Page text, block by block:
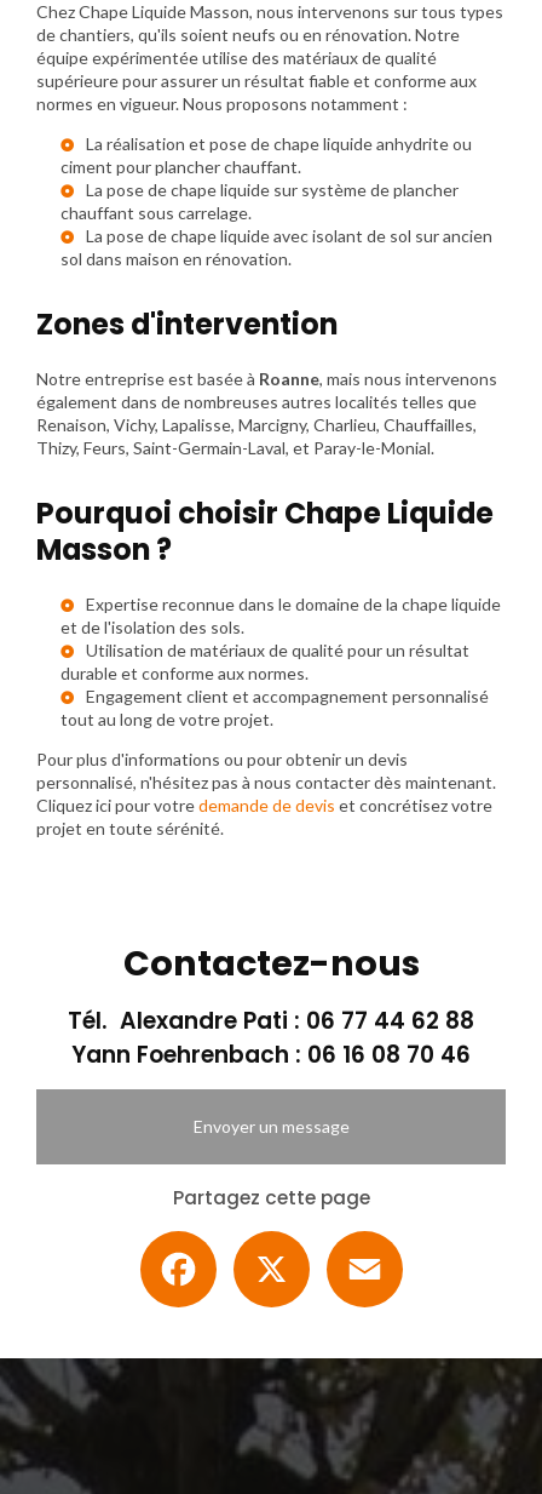
Chez Chape Liquide Masson, nous intervenons sur tous types
de chantiers, qu'ils soient neufs ou en rénovation. Notre
équipe expérimentée utilise des matériaux de qualité
supérieure pour assurer un résultat fiable et conforme aux
normes en vigueur. Nous proposons notamment :
La réalisation et pose de chape liquide anhydrite ou
ciment pour plancher chauffant.
La pose de chape liquide sur système de plancher
chauffant sous carrelage.
La pose de chape liquide avec isolant de sol sur ancien
sol dans maison en rénovation.
Zones d'intervention
Notre entreprise est basée à Roanne, mais nous intervenons
également dans de nombreuses autres localités telles que
Renaison, Vichy, Lapalisse, Marcigny, Charlieu, Chauffailles,
Thizy, Feurs, Saint-Germain-Laval, et Paray-le-Monial.
Pourquoi choisir Chape Liquide
Masson ?
Expertise reconnue dans le domaine de la chape liquide
et de l'isolation des sols.
Utilisation de matériaux de qualité pour un résultat
durable et conforme aux normes.
Engagement client et accompagnement personnalisé
tout au long de votre projet.
Pour plus d'informations ou pour obtenir un devis
personnalisé, n'hésitez pas à nous contacter dès maintenant.
Cliquez ici pour votredemande de devis et concrétisez votre
projet en toute sérénité.
Contactez-nous
Tél. Alexandre Pati : 06 77 44 62 88
Yann Foehrenbach : 06 16 08 70 46
Envoyer un message
Partagez cette page
Facebook